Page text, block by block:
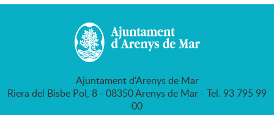
Ajuntament d'Arenys de Mar
Riera del Bisbe Pol, 8 - 08350 Arenys de Mar - Tel. 93 795 99
00